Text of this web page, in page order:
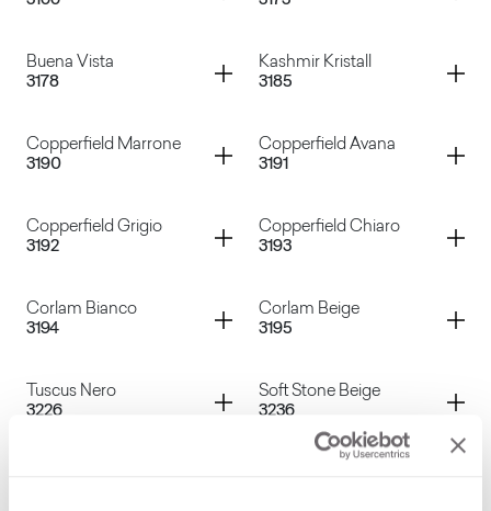
Buena Vista
3178
Container
Kashmir Kristall
3185
Container
Copperfield Marrone
3190
Container
Copperfield Avana
3191
Container
Copperfield Grigio
3192
Container
Copperfield Chiaro
3193
Container
Corlam Bianco
3194
Container
Corlam Beige
3195
Container
Corlam Beige
Tuscus Nero
3226
Container
Soft Stone Beige
3236
Container